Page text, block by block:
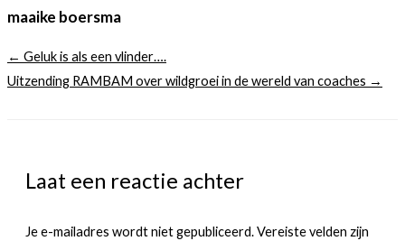
maaike boersma
← Geluk is als een vlinder….
Uitzending RAMBAM over wildgroei in de wereld van coaches →
Laat een reactie achter
Je e-mailadres wordt niet gepubliceerd.Vereiste velden zijn